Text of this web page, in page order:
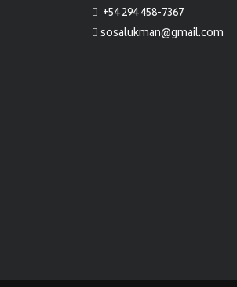
+54 294 458-7367
sosalukman@gmail.com